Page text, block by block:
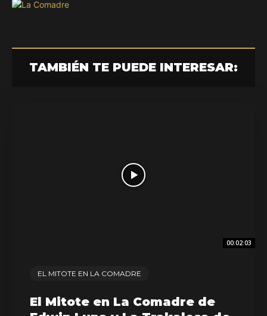
TAMBIÉN TE PUEDE INTERESAR:
00:02:03
EL MITOTE EN LA COMADRE
El Mitote en La Comadre de